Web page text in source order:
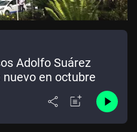
Adolfo Suárez
en octubre